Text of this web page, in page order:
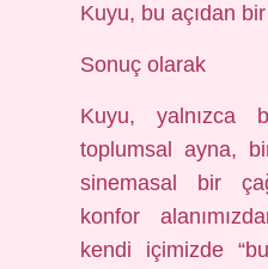
Kuyu, bu açıdan
Sonuç olarak
Kuyu,
toplumsal ayna,
sinemasal bir
konfor
kendi içimizde